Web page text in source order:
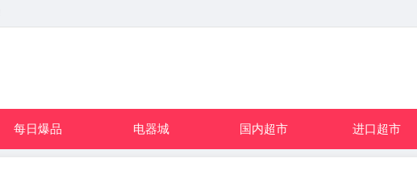
每日爆品 电器城 国内超市 进口超市